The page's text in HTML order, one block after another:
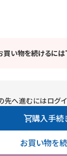
い物を続けるには
先へ進むにはログイ
購入手続
お買い物を